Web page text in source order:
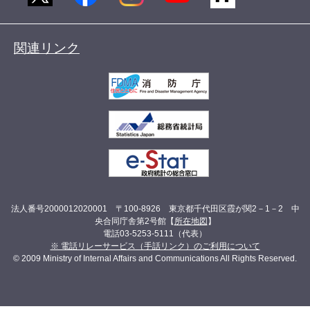
関連リンク
法人番号2000012020001 〒100-8926 東京都千代田区霞が関2－1－2 中
央合同庁舎第2号館【 所在地図 】
電話03-5253-5111（代表）
※ 電話リレーサービス（手話リンク）のご利用について
© 2009 Ministry of Internal Affairs and Communications All Rights Reserved.